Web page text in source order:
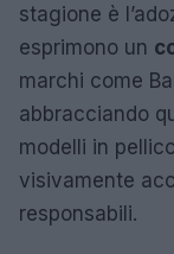
stagione è
esprimono un
marchi come
abbracciando
modelli in
visivamente
responsabili.